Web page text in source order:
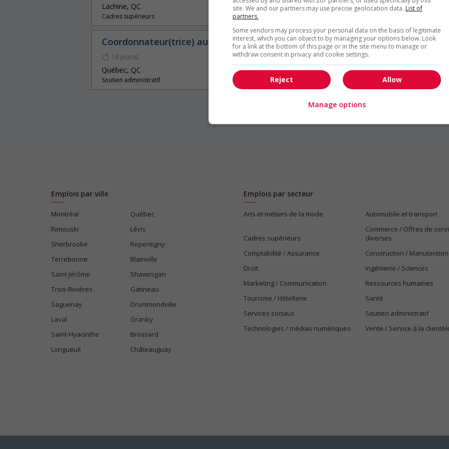
Lachine, QC
Cadres supérieurs
Coordonnateur(trice) aux ventes techniques et achats
18 jour(s)
Québec, QC
Soutien administratif
Emplois par ville
Montréal
Québec
Rimouski
Lévis
Sherbrooke
Repentigny
Terrebonne
Blainville
Saint-Jérôme
Shawinigan
Trois-Rivières
Gatineau
Saguenay
Drummondville
Laval
Granby
Saint-Hyacinthe
Brossard
Longueuil
Châteauguay
Emplois par secteur
Arts et métiers de la mode Automobile et transport
Cadres supérieurs
Commerce / Offres de
diverses
Comptabilité / Assurance
Construction / Manutention
Droit
Ingénierie / Sciences
Marketing / Communication
Ressources humaines
Tourisme / Hôtellerie
Santé
Services sociaux
Soutien administratif
Technologies / médias numériques
Vente / Service à la
site. We and our partners may use precise geolocation data. List of
partners.
Some vendors may process your personal data on the basis of legitimate
interest, which you can object to by managing your options below. Look
for a link at the bottom of this page or in the site menu to manage or
withdraw consent in privacy and cookie settings.
Allow
Reject
Manage options